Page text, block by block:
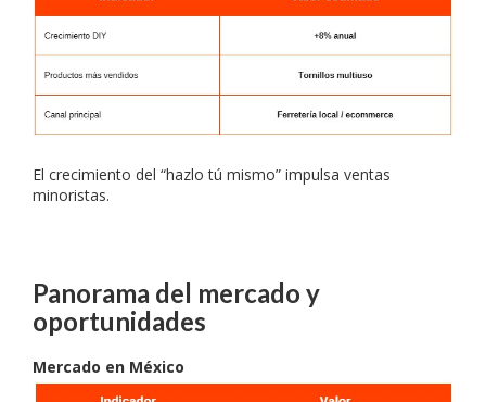
El crecimiento del “hazlo tú mismo” impulsa ventas
minoristas.
Panorama del mercado y
oportunidades
Mercado en México